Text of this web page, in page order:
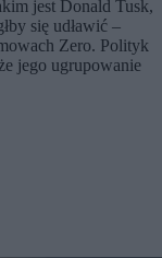
jest Donald Tusk,
się udławić –
Zero. Polityk
jego ugrupowanie